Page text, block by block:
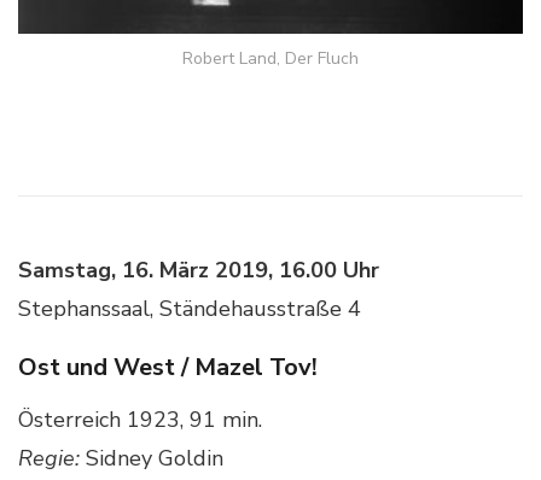
Robert Land, Der Fluch
Samstag, 16. März 2019, 16.00 Uhr
Stephanssaal, Ständehausstraße 4
Ost und West / Mazel Tov!
Österreich 1923, 91 min.
Regie: Sidney Goldin